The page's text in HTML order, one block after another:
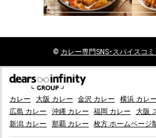
© カレー専門SNS・スパイスコミ
カレー 大阪 カレー 金沢 カレー 横浜 カレー
広島 カレー
沖縄 カレー 福岡 カレー 大阪
新潟 カレー
那覇 カレー 枚方 ホームページ